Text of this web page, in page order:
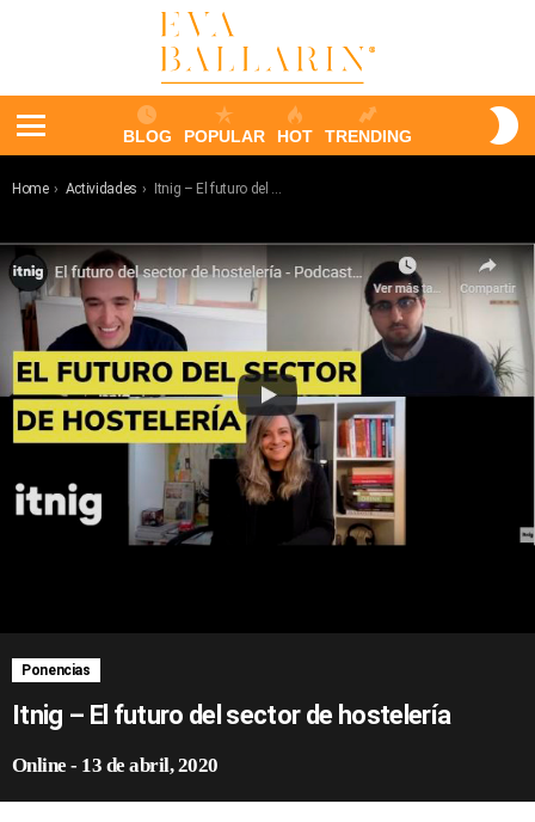
BLOG POPULAR HOT TRENDING
You are here:
Home Actividades Itnig – El futuro del sector de hostelería
Ponencias
Itnig – El futuro del sector de hostelería
Online - 13 de abril, 2020